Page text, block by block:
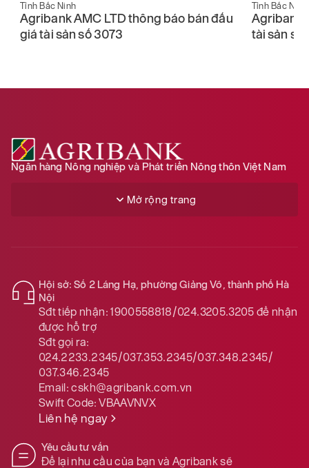
Tỉnh Bắc Ninh
Agribank AMC LTD thông báo bán đấu
giá tài sản số 3073
Tỉnh Bắc Ninh
Agribank
tài sản số
Ngân hàng Nông nghiệp và Phát triển Nông thôn Việt Nam
Mở rộng trang
Hội sở: Số 2 Láng Hạ, phường Giảng Võ, thành phố Hà
Nội
Sđt tiếp nhận: 1900558818/024.3205.3205để nhận
được hỗ trợ
Sđt gọi ra:
024.2233.2345/037.353.2345/037.348.2345/
037.346.2345
Email:cskh@agribank.com.vn
Swift Code:VBAAVNVX
Liên hệ ngay
Yêu cầu tư vấn
Để lại nhu cầu của bạn và Agribank sẽ